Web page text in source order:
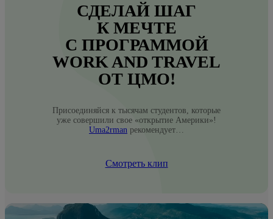
СДЕЛАЙ ШАГ
К МЕЧТЕ
С ПРОГРАММОЙ
WORK AND TRAVEL
ОТ ЦМО!
Присоединяйся к тысячам студентов, которые
уже совершили свое «открытие Америки»!
Uma2rman рекомендует…
Смотреть клип